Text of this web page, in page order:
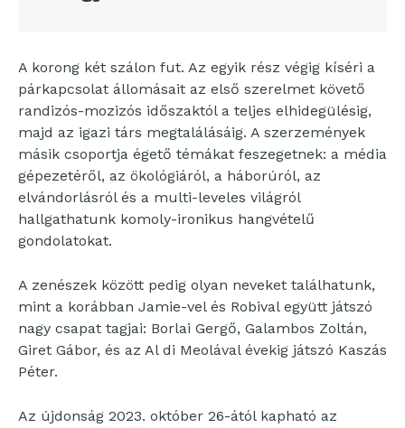
A korong két szálon fut. Az egyik rész végig kíséri a
párkapcsolat állomásait az első szerelmet követő
randizós-mozizós időszaktól a teljes elhidegülésig,
majd az igazi társ megtalálásáig. A szerzemények
másik csoportja égető témákat feszegetnek: a média
gépezetéről, az ökológiáról, a háborúról, az
elvándorlásról és a multi-leveles világról
hallgathatunk komoly-ironikus hangvételű
gondolatokat.
A zenészek között pedig olyan neveket találhatunk,
mint a korábban Jamie-vel és Robival együtt játszó
nagy csapat tagjai: Borlai Gergő, Galambos Zoltán,
Giret Gábor, és az Al di Meolával évekig játszó Kaszás
Péter.
Az újdonság 2023. október 26-ától kapható az